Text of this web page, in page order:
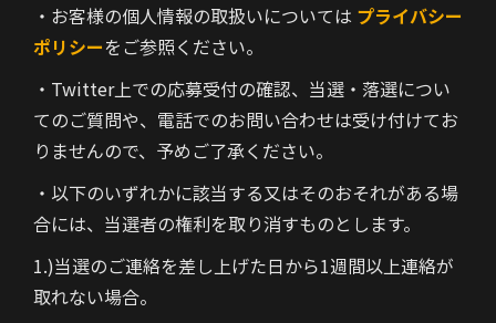
・お客様の個人情報の取扱いについては プライバシー
ポリシーをご参照ください。
・Twitter上での応募受付の確認、当選・落選につい
てのご質問や、電話でのお問い合わせは受け付けてお
りませんので、予めご了承ください。
・以下のいずれかに該当する又はそのおそれがある場
合には、当選者の権利を取り消すものとします。
1.)当選のご連絡を差し上げた日から1週間以上連絡が
取れない場合。